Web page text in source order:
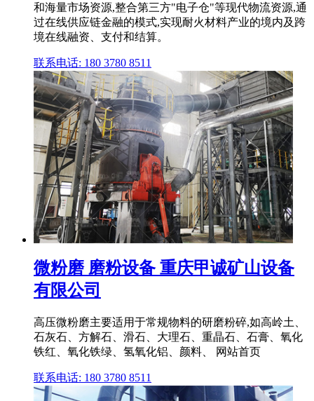
和海量市场资源,整合第三方"电子仓"等现代物流资源,通
过在线供应链金融的模式,实现耐火材料产业的境内及跨
境在线融资、支付和结算。
联系电话: 180 3780 8511
微粉磨 磨粉设备 重庆甲诚矿山设备
有限公司
高压微粉磨主要适用于常规物料的研磨粉碎,如高岭土、
石灰石、方解石、滑石、大理石、重晶石、石膏、氧化
铁红、氧化铁绿、氢氧化铝、颜料、 网站首页
联系电话: 180 3780 8511